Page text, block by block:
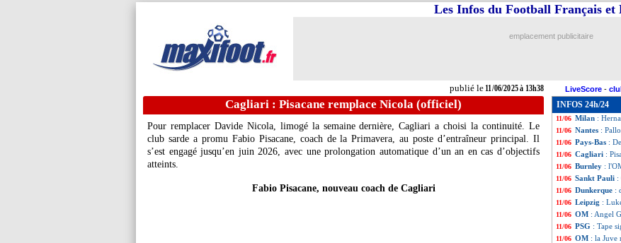
publié le11/06/2025 à 13h38
Les Infos du Football Français et
emplacement publicitaire
LiveScore -
Cagliari : Pisacane remplace Nicola (officiel)
Pour remplacer Davide Nicola, limogé la semaine dernière, Cagliari a choisi la continuité. Le
club sarde a promu Fabio Pisacane, coach de la Primavera, au poste d’entraîneur principal. Il
s’est engagé jusqu’en juin 2026, avec une prolongation automatique d’un an en cas d’objectifs
atteints.
Fabio Pisacane, nouveau coach de Cagliari
INFOS 24h/24
11/06 Sporting:
11/06 Athletic
11/06 Espagne : le
11/06 Lyon: et si
11/06 Milan :
11/06 Nantes :
11/06 Pays-Bas :
11/06 Cagliari :
11/06 Burnley :
11/06 Sankt Pauli :
11/06 Dunkerque :
11/06 Leipzig :
11/06 OM : Angel
11/06 PSG : Tape
11/06 OM : la Juve